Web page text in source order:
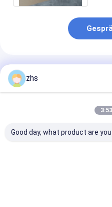
Empfohlene Produkte
zhs
Good day, what product are